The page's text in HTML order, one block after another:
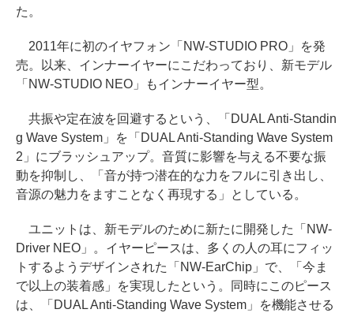
た。
2011年に初のイヤフォン「NW-STUDIO PRO」を発
売。以来、インナーイヤーにこだわっており、新モデル
「NW-STUDIO NEO」もインナーイヤー型。
共振や定在波を回避するという、「DUAL Anti-Standin
g Wave System」を「DUAL Anti-Standing Wave System
2」にブラッシュアップ。音質に影響を与える不要な振
動を抑制し、「音が持つ潜在的な力をフルに引き出し、
音源の魅力をますことなく再現する」としている。
ユニットは、新モデルのために新たに開発した「NW-
Driver NEO」。イヤーピースは、多くの人の耳にフィッ
トするようデザインされた「NW-EarChip」で、「今ま
で以上の装着感」を実現したという。同時にこのピース
は、「DUAL Anti-Standing Wave System」を機能させる